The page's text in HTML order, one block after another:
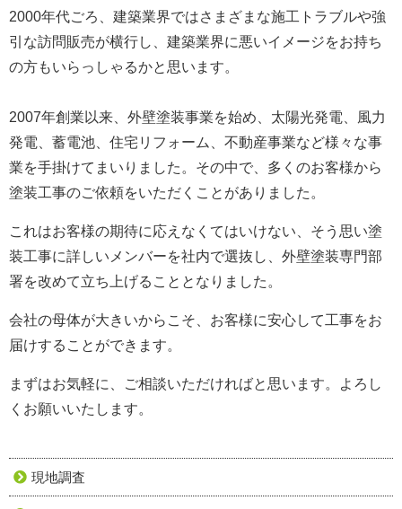
2000年代ごろ、建築業界ではさまざまな施工トラブルや強
引な訪問販売が横行し、建築業界に悪いイメージをお持ち
の方もいらっしゃるかと思います。
2007年創業以来、外壁塗装事業を始め、太陽光発電、風力
発電、蓄電池、住宅リフォーム、不動産事業など様々な事
業を手掛けてまいりました。 その中で、多くのお客様から
塗装工事のご依頼をいただくことがありました。
これはお客様の期待に応えなくてはいけない、そう思い塗
装工事に詳しいメンバーを社内で選抜し、外壁塗装専門部
署を改めて立ち上げることとなりました。
会社の母体が大きいからこそ、お客様に安心して工事をお
届けすることができます。
まずはお気軽に、ご相談いただければと思います。よろし
くお願いいたします。
現地調査